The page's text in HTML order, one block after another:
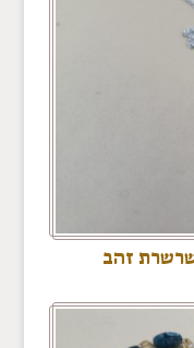
שרשרת זהב